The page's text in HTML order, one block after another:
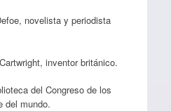
novelista y periodista
inventor británico.
del Congreso de los
del mundo.